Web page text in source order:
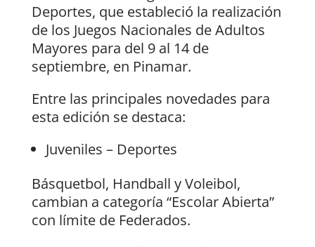
Deportes, que estableció la realización
de los Juegos Nacionales de Adultos
Mayores para del 9 al 14 de
septiembre, en Pinamar.
Entre las principales novedades para
esta edición se destaca:
Juveniles – Deportes
Básquetbol, Handball y Voleibol,
cambian a categoría “Escolar Abierta”
con límite de Federados.